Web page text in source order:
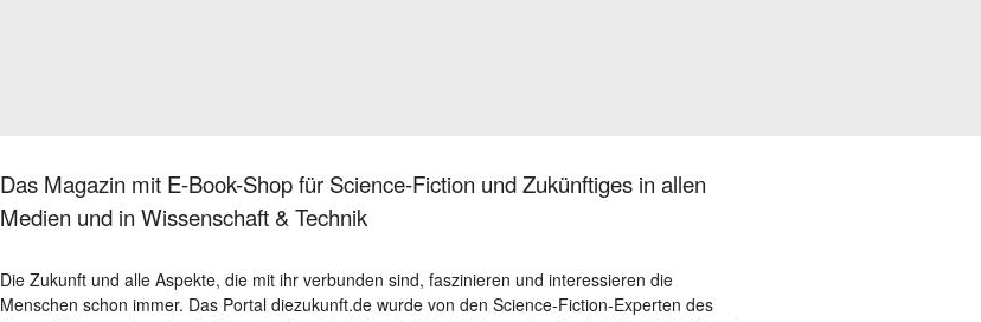
Das Magazin mit E-Book-Shop für Science-Fiction und Zukünftiges in allen
Medien und in Wissenschaft & Technik
Die Zukunft und alle Aspekte, die mit ihr verbunden sind, faszinieren und interessieren die
Menschen schon immer. Das Portal diezukunft.de wurde von den Science-Fiction-Experten des